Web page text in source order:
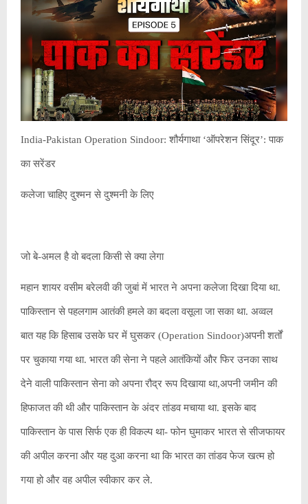
India-Pakistan Operation Sindoor: शौर्यगाथा ‘ऑपरेशन सिंदूर’: पाक
का सरेंडर
कलेजा चाहिए दुश्मन से दुश्मनी के लिए
जो बे-अमल है वो बदला किसी से क्या लेगा
महान शायर वसीम बरेलवी की जुबां में भारत ने अपना कलेजा दिखा दिया था.
पाकिस्तान से पहलगाम आतंकी हमले का बदला वसूला जा सका था. अव्वल
बात यह कि हिसाब उसके घर में घुसकर (Operation Sindoor)अपनी शर्तों
पर चुकाया गया था. भारत की सेना ने पहले आतंकियों और फिर उनका साथ
देने वाली पाकिस्तान सेना को अपना रौद्र रूप दिखाया था,अपनी जमीन की
हिफाजत की थी और पाकिस्तान के अंदर तांडव मचाया था. इसके बाद
पाकिस्तान के पास सिर्फ एक ही विकल्प था- फोन घुमाकर भारत से सीजफायर
की अपील करना और यह दुआ करना था कि भारत का तांडव फेज खत्म हो
गया हो और वह अपील स्वीकार कर ले.